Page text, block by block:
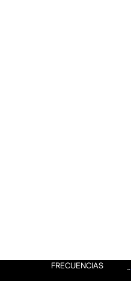
FRECUENCIAS